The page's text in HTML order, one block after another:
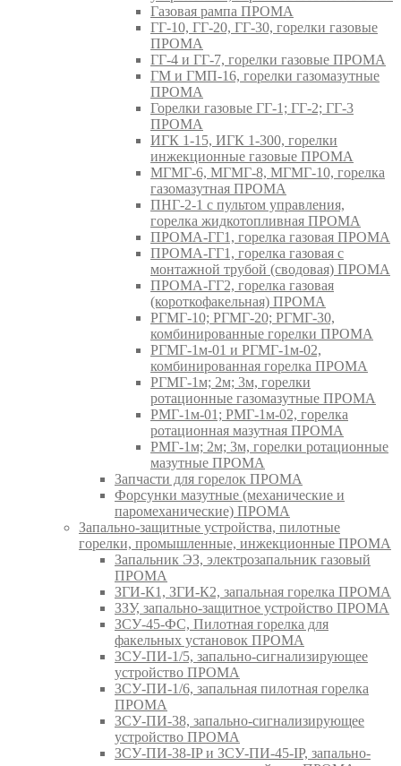
Газовая рампа ПРОМА
ГГ-10, ГГ-20, ГГ-30, горелки газовые
ПРОМА
ГГ-4 и ГГ-7, горелки газовые ПРОМА
ГМ и ГМП-16, горелки газомазутные
ПРОМА
Горелки газовые ГГ-1; ГГ-2; ГГ-3
ПРОМА
ИГК 1-15, ИГК 1-300, горелки
инжекционные газовые ПРОМА
МГМГ-6, МГМГ-8, МГМГ-10, горелка
газомазутная ПРОМА
ПНГ-2-1 с пультом управления,
горелка жидкотопливная ПРОМА
ПРОМА-ГГ1, горелка газовая ПРОМА
ПРОМА-ГГ1, горелка газовая с
монтажной трубой (сводовая) ПРОМА
ПРОМА-ГГ2, горелка газовая
(короткофакельная) ПРОМА
РГМГ-10; РГМГ-20; РГМГ-30,
комбинированные горелки ПРОМА
РГМГ-1м-01 и РГМГ-1м-02,
комбинированная горелка ПРОМА
РГМГ-1м; 2м; 3м, горелки
ротационные газомазутные ПРОМА
РМГ-1м-01; РМГ-1м-02, горелка
ротационная мазутная ПРОМА
РМГ-1м; 2м; 3м, горелки ротационные
мазутные ПРОМА
Запчасти для горелок ПРОМА
Форсунки мазутные (механические и
паромеханические) ПРОМА
Запально-защитные устройства, пилотные
горелки, промышленные, инжекционные ПРОМА
Запальник ЭЗ, электрозапальник газовый
ПРОМА
ЗГИ-К1, ЗГИ-К2, запальная горелка ПРОМА
ЗЗУ, запально-защитное устройство ПРОМА
ЗСУ-45-ФС, Пилотная горелка для
факельных установок ПРОМА
ЗСУ-ПИ-1/5, запально-сигнализирующее
устройство ПРОМА
ЗСУ-ПИ-1/6, запальная пилотная горелка
ПРОМА
ЗСУ-ПИ-38, запально-сигнализирующее
устройство ПРОМА
ЗСУ-ПИ-38-IP и ЗСУ-ПИ-45-IP, запально-